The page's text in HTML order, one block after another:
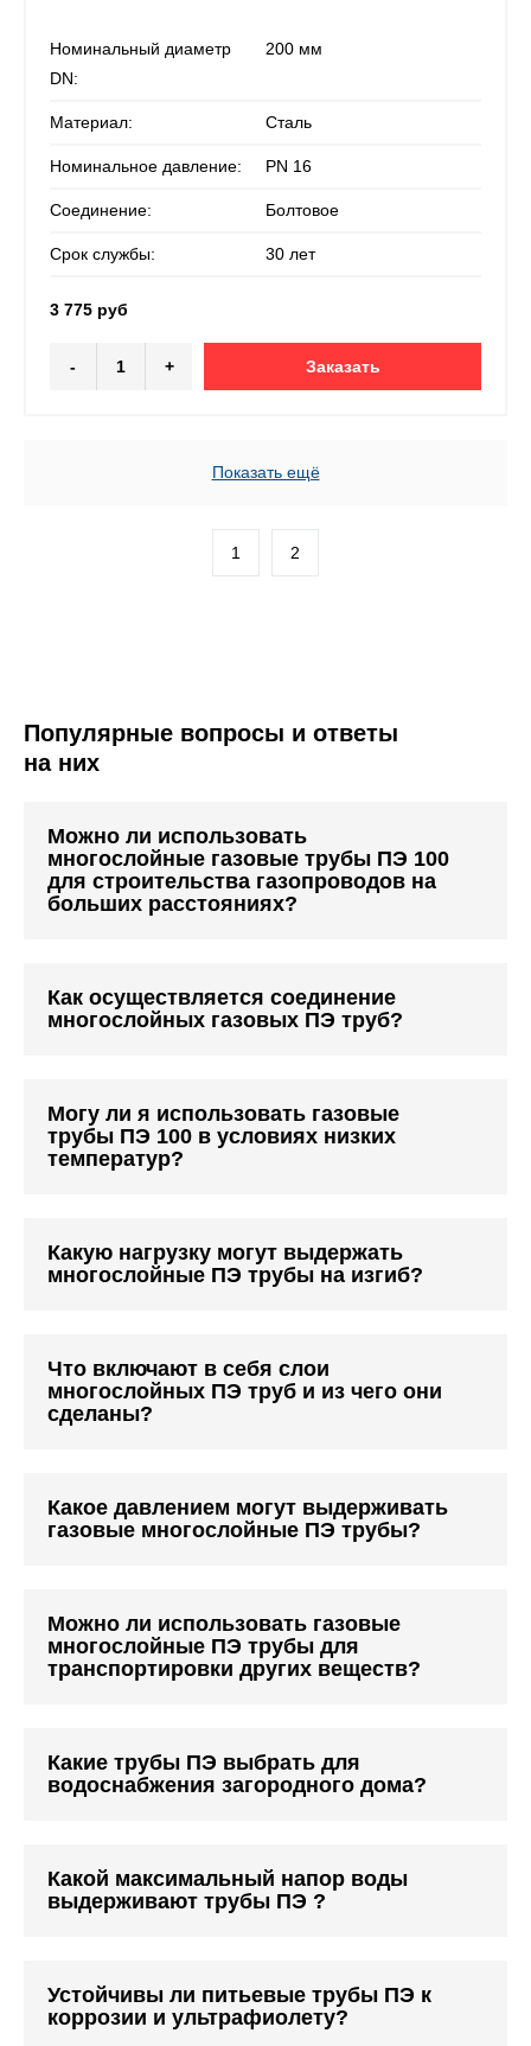
Номинальный диаметр
DN:
200 мм
Материал: Сталь
Номинальное давление: PN 16
Соединение: Болтовое
Срок службы: 30 лет
3 775 руб
- + Заказать
Показать ещё
1 2
Популярные вопросы и ответы
на них
Можно ли использовать
многослойные газовые трубы ПЭ 100
для строительства газопроводов на
больших расстояниях?
Как осуществляется соединение
многослойных газовых ПЭ труб?
Могу ли я использовать газовые
трубы ПЭ 100 в условиях низких
температур?
Какую нагрузку могут выдержать
многослойные ПЭ трубы на изгиб?
Что включают в себя слои
многослойных ПЭ труб и из чего они
сделаны?
Какое давлением могут выдерживать
газовые многослойные ПЭ трубы?
Можно ли использовать газовые
многослойные ПЭ трубы для
транспортировки других веществ?
Какие трубы ПЭ выбрать для
водоснабжения загородного дома?
Какой максимальный напор воды
выдерживают трубы ПЭ ?
Устойчивы ли питьевые трубы ПЭ к
коррозии и ультрафиолету?